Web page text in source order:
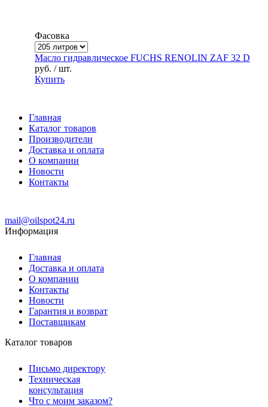
Фасовка
Масло гидравлическое FUCHS RENOLIN ZAF 32 D
руб. / шт.
Купить
Главная
Каталог товаров
Производители
Доставка и оплата
О компании
Новости
Контакты
mail@oilspot24.ru
Информация
Главная
Доставка и оплата
О компании
Контакты
Новости
Гарантия и возврат
Поставщикам
Каталог товаров
Письмо директору
Техническая
консультация
Что с моим заказом?